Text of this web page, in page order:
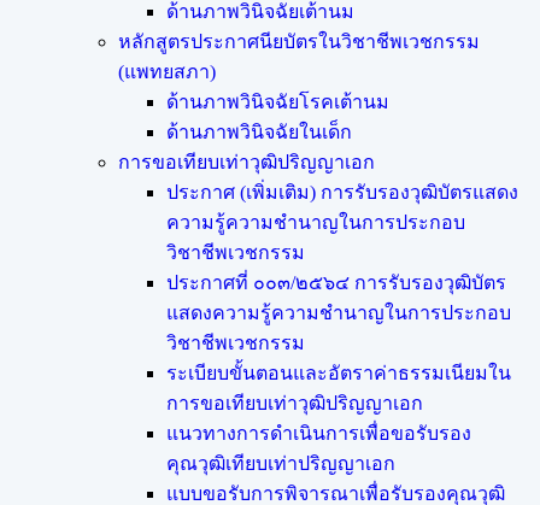
ด้านภาพวินิจฉัยเต้านม
หลักสูตรประกาศนียบัตรในวิชาชีพเวชกรรม
(แพทยสภา)
ด้านภาพวินิจฉัยโรคเต้านม
ด้านภาพวินิจฉัยในเด็ก
การขอเทียบเท่า​วุฒิปริญญา​เอก
ประกาศ (เพิ่มเติม) การรับรองวุฒิบัตรแสดง
ความรู้ความชำนาญในการประกอบ
วิชาชีพเวชกรรม
ประกาศที่ ๐๐๓/๒๕๖๔ การรับรองวุฒิบัตร
แสดงความรู้ความชำนาญในการประกอบ
วิชาชีพเวชกรรม
ระเบียบขั้นตอนและอัตราค่าธรรมเนียมใน
การขอเทียบเท่าวุฒิปริญญาเอก
แนวทางการดำเนินการเพื่อขอรับรอง
คุณวุฒิเทียบเท่าปริญญาเอก
แบบขอรับการพิจารณาเพื่อรับรองคุณวุฒิ